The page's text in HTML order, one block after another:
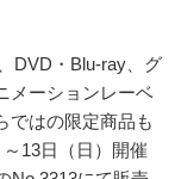
DVD・Blu-ray、グ
メーションレーベ
ではの限定商品も
13日（日）開催